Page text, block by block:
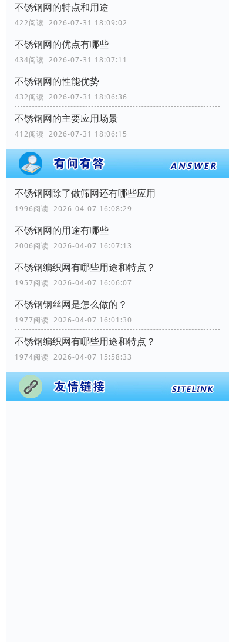
不锈钢网的特点和用途
422阅读 2026-07-31 18:09:02
不锈钢网的优点有哪些
434阅读 2026-07-31 18:07:11
不锈钢网的性能优势
432阅读 2026-07-31 18:06:36
不锈钢网的主要应用场景
412阅读 2026-07-31 18:06:15
不锈钢网除了做筛网还有哪些应用
1996阅读 2026-04-07 16:08:29
不锈钢网的用途有哪些
2006阅读 2026-04-07 16:07:13
不锈钢编织网有哪些用途和特点？
1957阅读 2026-04-07 16:06:07
不锈钢钢丝网是怎么做的？
1977阅读 2026-04-07 16:01:30
不锈钢编织网有哪些用途和特点？
1974阅读 2026-04-07 15:58:33